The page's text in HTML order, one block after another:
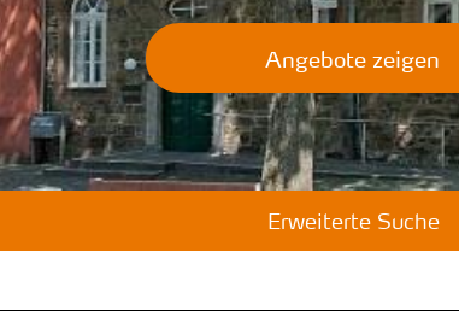
Angebote zeigen
Erweiterte Suche